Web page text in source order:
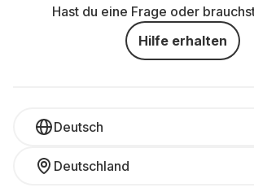
Hast du eine Frage oder
Hilfe erhalten
Deutsch
Deutschland